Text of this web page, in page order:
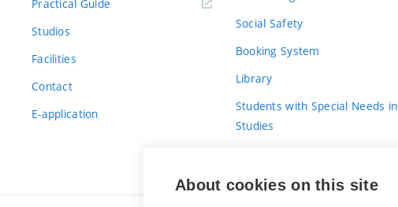
Practical Guide
Studios
Facilities
Contact
E-application
Social Safety
Booking System
Library
Students with Special Needs in
Studies
About cookies on this site